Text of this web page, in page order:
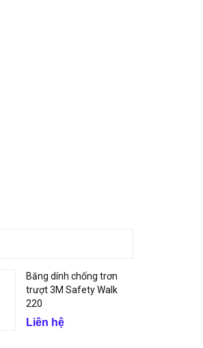
Băng dính chống trơn
trượt 3M Safety Walk
220
Liên hệ